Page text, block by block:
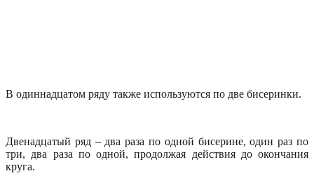
В одиннадцатом ряду также используются по две бисеринки.
Двенадцатый ряд – два раза по одной бисерине, один раз по
три, два раза по одной, продолжая действия до окончания
круга.